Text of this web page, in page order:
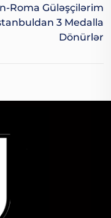
Roma Güləşçilərim
3 Medalla
Dönürlər